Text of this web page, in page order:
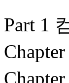
Part 1